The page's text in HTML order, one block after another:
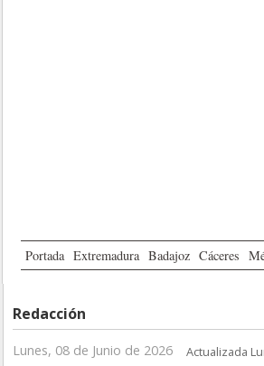
Portada Extremadura Badajoz Cáceres
Redacción
Lunes, 08 de Junio de 2026
Actualizada